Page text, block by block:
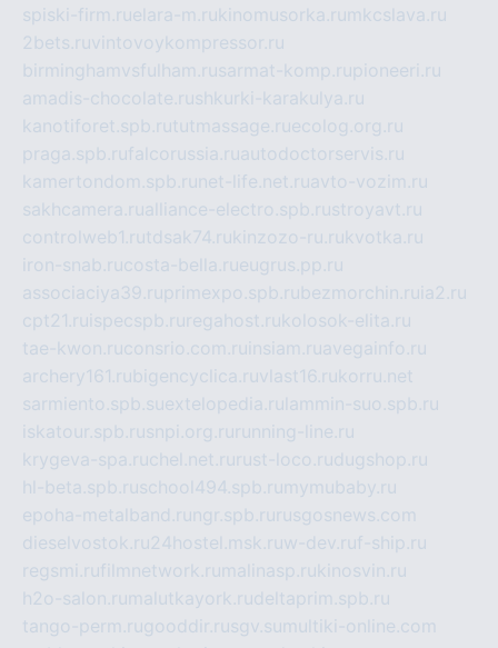
spiski-firm.ruelara-m.rukinomusorka.ru mkcslava.ru
2bets.ruvintovoykompressor.ru
birminghamvsfulham.rusarmat-komp.rupioneeri.ru
amadis-chocolate.rushkurki-karakulya.ru
kanotiforet.spb.rututmassage.ruecolog.org.ru
praga.spb.rufalcorussia.ruautodoctorservis.ru
kamertondom.spb.ru net-life.net.ruavto-vozim.ru
sakhcamera.rualliance-electro.spb.rustroyavt.ru
controlweb1.rutdsak74.rukinzozo-ru.rukvotka.ru
iron-snab.rucosta-bella.rueugrus.pp.ru
associaciya39.ruprimexpo.spb.rubezmorchin.ru ia2.ru
cpt21.ru ispecspb.ru regahost.rukolosok-elita.ru
tae-kwon.ruconsrio.com.ru insiam.ruavegainfo.ru
archery161.rubigencyclica.ruvlast16.rukorru.net
sarmiento.spb.suextelopedia.ru lammin-suo.spb.ru
iskatour.spb.rusnpi.org.ru running-line.ru
krygeva-spa.ruchel.net.ru rust-loco.rudugshop.ru
hl-beta.spb.ruschool494.spb.ru mymubaby.ru
epoha-metalband.ru ngr.spb.ru rusgosnews.com
dieselvostok.ru24hostel.msk.ruw-dev.ruf-ship.ru
regsmi.rufilmnetwork.ru malinasp.rukinosvin.ru
h2o-salon.ru malutkayork.rudeltaprim.spb.ru
tango-perm.rugooddir.rusgv.su multiki-online.com